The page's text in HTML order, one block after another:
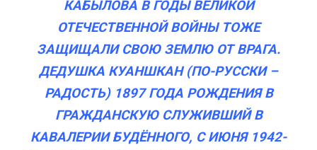
КАБЫЛОВА В ГОДЫ ВЕЛИКОЙ
ОТЕЧЕСТВЕННОЙ ВОЙНЫ ТОЖЕ
ЗАЩИЩАЛИ СВОЮ ЗЕМЛЮ ОТ ВРАГА.
ДЕДУШКА КУАНШКАН (ПО-РУССКИ –
РАДОСТЬ) 1897 ГОДА РОЖДЕНИЯ В
ГРАЖДАНСКУЮ СЛУЖИВШИЙ В
КАВАЛЕРИИ БУДЁННОГО, С ИЮНЯ 1942-